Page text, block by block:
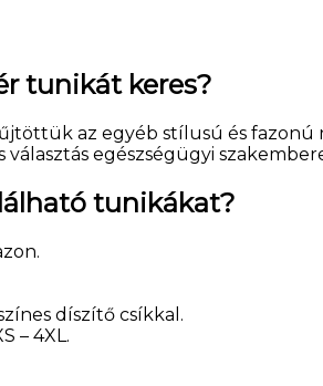
tunikát keres?
az egyéb stílusú és
egészségügyi
tunikákat?
díszítő csíkkal.
– 4XL.